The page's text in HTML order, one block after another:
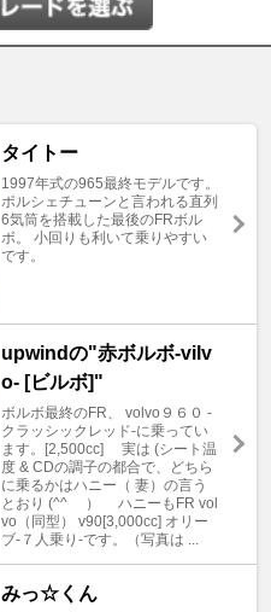
タイトー
1997年式の965最終モデルです。
ポルシェチューンと言われる直列
6気筒を搭載した最後のFRボル
ボ。 小回りも利いて乗りやすい
です。
upwindの"赤ボルボ-vilv
o- [ビルボ]"
ボルボ最終のFR、 volvo９６０ -
クラッシックレッド-に乗ってい
ます。[2,500cc] 実は (シート温
度 & CDの調子の都合で、どちら
に乗るかはハニー（ 妻）の言う
とおり (^^ゞ ） ハニーもFR vol
vo（同型） v90[3,000cc] オリー
ブ-７人乗り-です。（写真は ...
みっ☆くん